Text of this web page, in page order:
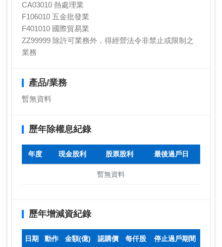
CA03010 熱處理業
F106010 五金批發業
F401010 國際貿易業
ZZ99999 除許可業務外，得經營法令非禁止或限制之
業務
產品/業務
暫無資料
歷年除權息紀錄
年度 現金股利 股票股利 最後過戶日
暫無資料
歷年增減資紀錄
日期 動作 金額(億) 認購價 每仟股 停止過戶期間